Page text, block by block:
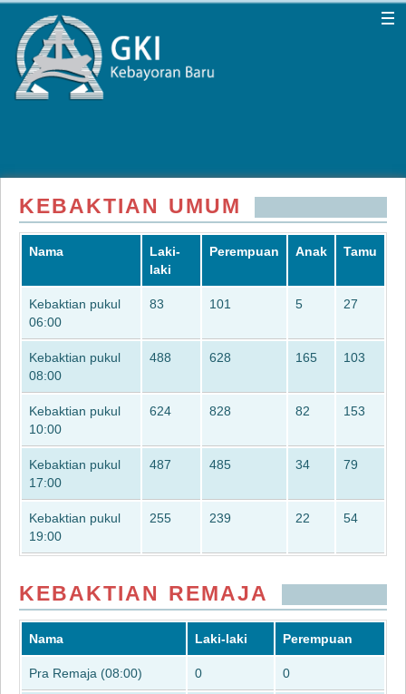
KEBAKTIAN UMUM
Nama
Laki-
laki
Perempuan Anak Tamu
Kebaktian pukul
06:00
83 101 5 27
Kebaktian pukul
08:00
488 628 165 103
Kebaktian pukul
10:00
624 828 82 153
Kebaktian pukul
17:00
487 485 34 79
Kebaktian pukul
19:00
255 239 22 54
KEBAKTIAN REMAJA
Nama Laki-laki Perempuan
Pra Remaja (08:00) 0 0